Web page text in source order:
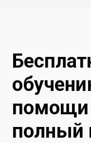
помощи
полный